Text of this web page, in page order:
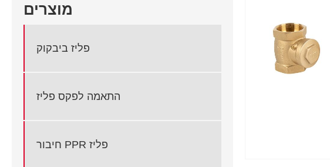
מוצרים
פליז ביבקוק
התאמה לפקס פליז
חיבור PPR פליז